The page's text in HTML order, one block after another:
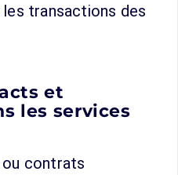
transactions des
et
les services
contrats